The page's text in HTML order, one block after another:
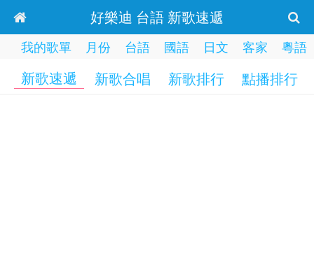
好樂迪 台語 新歌速遞
我的歌單 月份 台語 國語 日文 客家 粵語
新歌速遞 新歌合唱 新歌排行 點播排行